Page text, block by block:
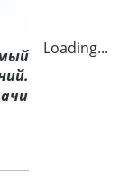
Loading...